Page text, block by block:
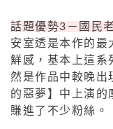
話題優勢3－國民
安室透是本作的最
鮮感，基本上這系
然是作品中較晚出
的惡夢】中上演的
賺進了不少粉絲。